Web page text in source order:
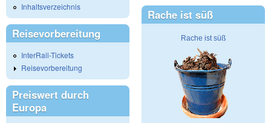
Inhaltsverzeichnis
Reisevorbereitung
InterRail-Tickets
Reisevorbereitung
Preiswert durch
Europa
Rache ist süß
Rache ist süß